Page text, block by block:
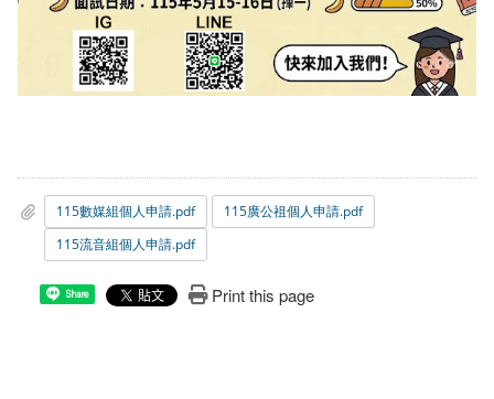
115數媒組個人申請.pdf
115廣公祖個人申請.pdf
115流音組個人申請.pdf
Share Print this page